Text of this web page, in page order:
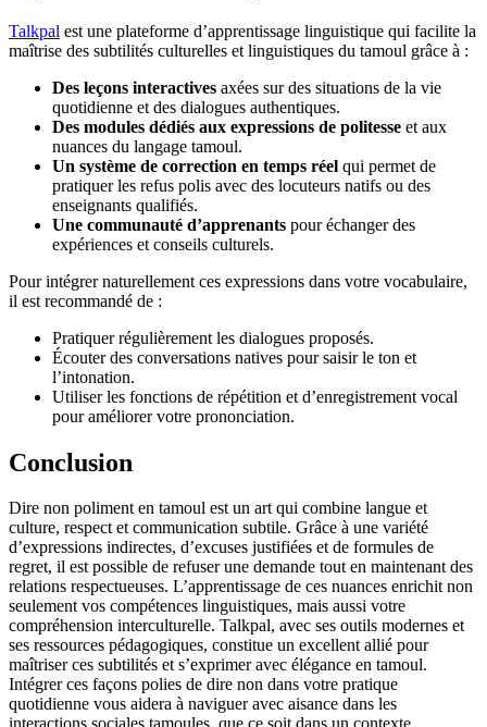
Talkpal est une plateforme d’apprentissage linguistique qui facilite la
maîtrise des subtilités culturelles et linguistiques du tamoul grâce à :
Des leçons interactives axées sur des situations de la vie
quotidienne et des dialogues authentiques.
Des modules dédiés aux expressions de politesse et aux
nuances du langage tamoul.
Un système de correction en temps réel qui permet de
pratiquer les refus polis avec des locuteurs natifs ou des
enseignants qualifiés.
Une communauté d’apprenants pour échanger des
expériences et conseils culturels.
Pour intégrer naturellement ces expressions dans votre vocabulaire,
il est recommandé de :
Pratiquer régulièrement les dialogues proposés.
Écouter des conversations natives pour saisir le ton et
l’intonation.
Utiliser les fonctions de répétition et d’enregistrement vocal
pour améliorer votre prononciation.
Conclusion
Dire non poliment en tamoul est un art qui combine langue et
culture, respect et communication subtile. Grâce à une variété
d’expressions indirectes, d’excuses justifiées et de formules de
regret, il est possible de refuser une demande tout en maintenant des
relations respectueuses. L’apprentissage de ces nuances enrichit non
seulement vos compétences linguistiques, mais aussi votre
compréhension interculturelle. Talkpal, avec ses outils modernes et
ses ressources pédagogiques, constitue un excellent allié pour
maîtriser ces subtilités et s’exprimer avec élégance en tamoul.
Intégrer ces façons polies de dire non dans votre pratique
quotidienne vous aidera à naviguer avec aisance dans les